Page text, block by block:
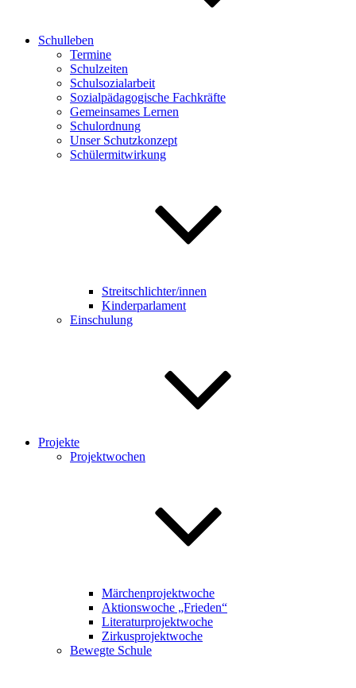
Schulleben
Termine
Schulzeiten
Schulsozialarbeit
Sozialpädagogische Fachkräfte
Gemeinsames Lernen
Schulordnung
Unser Schutzkonzept
Schülermitwirkung
Streitschlichter/innen
Kinderparlament
Einschulung
Projekte
Projektwochen
Märchenprojektwoche
Aktionswoche „Frieden“
Literaturprojektwoche
Zirkusprojektwoche
Bewegte Schule